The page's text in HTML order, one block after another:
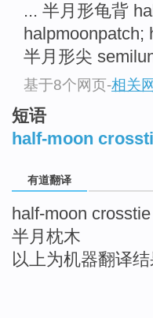
... 半月形龟背
halpmoonpatch;
半月形尖
基于8个网页-相关
短语
half-moon
有道翻译
half-moon crosstie
半月枕木
以上为机器翻译